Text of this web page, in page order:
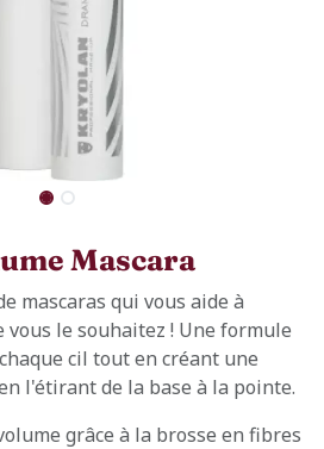
Mascara
mascaras qui vous aide à
vous le souhaitez ! Une formule
cil tout en créant une
l'étirant de la base à la pointe.
grâce à la brosse en fibres